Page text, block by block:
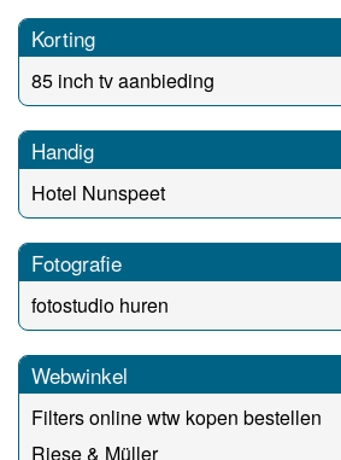
Korting
85 inch tv aanbieding
Handig
Hotel Nunspeet
Fotografie
fotostudio huren
Webwinkel
Filters online wtw kopen bestellen
Riese & Müller